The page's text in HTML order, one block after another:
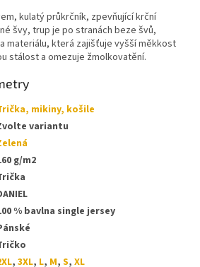
kulatý průkrčník, zpevňující krční
švy, trup je po stranách beze švů,
materiálu, která zajišťuje vyšší měkkost
stálost a omezuje žmolkovatění.
mikiny, košile
variantu
g/m2
% bavlna single jersey
, 3XL, L, M, S, XL